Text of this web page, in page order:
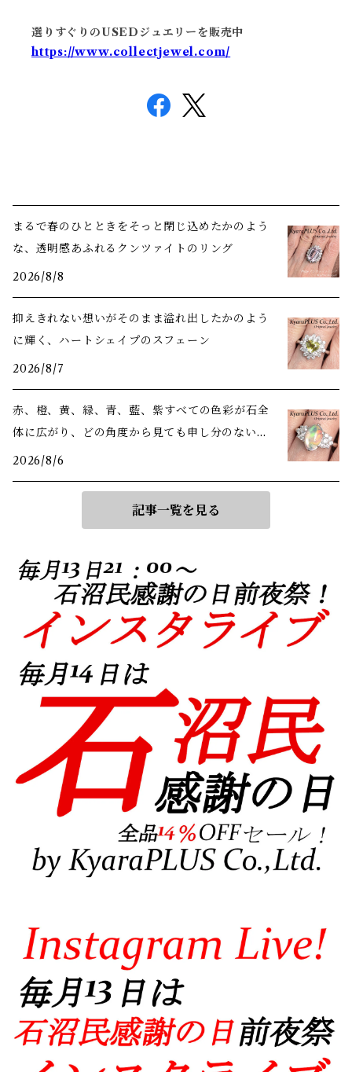
選りすぐりのUSEDジュエリーを販売中
https://www.collectjewel.com/
まるで春のひとときをそっと閉じ込めたかのよう
な、透明感あふれるクンツァイトのリング
2026/8/8
抑えきれない想いがそのまま溢れ出したかのよう
に輝く、ハートシェイプのスフェーン
2026/8/7
赤、橙、黄、緑、青、藍、紫――すべての色彩が石全
体に広がり、どの角度から見ても申し分のない美
しさ
2026/8/6
記事一覧を見る